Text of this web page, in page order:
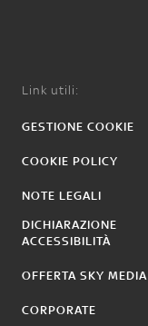
Link utili:
GESTIONE COOKIE
COOKIE POLICY
NOTE LEGALI
DICHIARAZIONE
ACCESSIBILITÀ
OFFERTA SKY MEDIA
CORPORATE